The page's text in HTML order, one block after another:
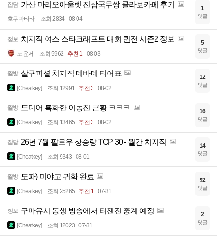
잡담 가산 마리오아울렛 진삼국무쌍 콜라보카페 후기
호쿠마타타 조회 2834 08-04
1
댓글
정보 치지직 여스 스타크래프트 대회 퀸전 시즌2 정보
노윤서 조회 5962 추천 1 08-03
5
댓글
짤방 살구피셜 치지직 데바데 티어표
[Cheatkey] 조회 12991 추천 3 08-02
12
댓글
짤방 드디어 흑화한 이동진 근황 ㅋㅋㅋ
[Cheatkey] 조회 13465 추천 3 08-02
16
댓글
잡담 26년 7월 팔로우 상승량 TOP 30 - 월간 치지직
[Cheatkey] 조회 9343 08-01
14
댓글
짤방 도파) 미야고 귀화 완료
[Cheatkey] 조회 25265 추천 1 07-31
92
댓글
정보 구마유시 동생 방송에서 티젠전 중계 예정
[Cheatkey] 조회 12023 07-31
2
댓글